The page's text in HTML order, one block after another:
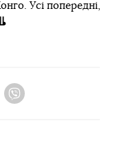
Усі попередні,